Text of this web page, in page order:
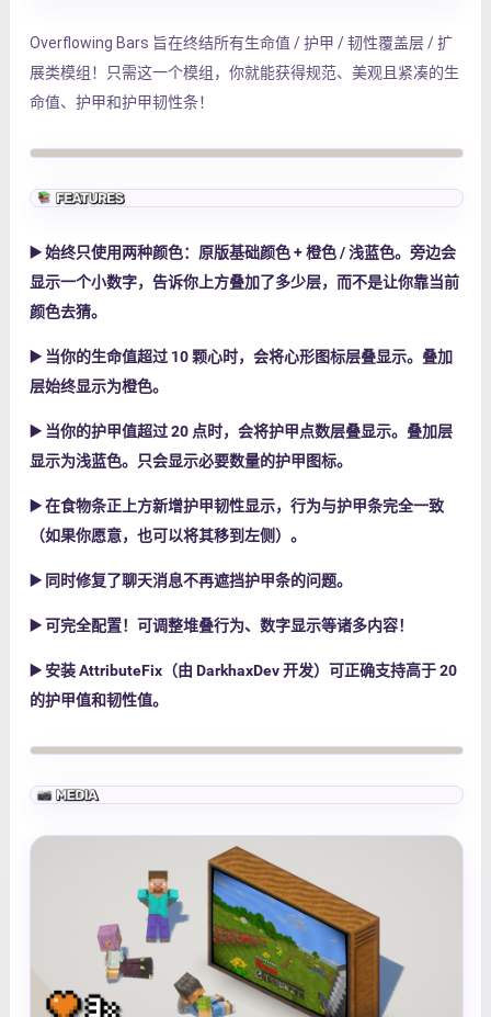
Overflowing Bars 旨在终结所有生命值 / 护甲 / 韧性覆盖层 / 扩
展类模组！只需这一个模组，你就能获得规范、美观且紧凑的生
命值、护甲和护甲韧性条！
▶️始终只使用两种颜色：原版基础颜色 + 橙色 / 浅蓝色。旁边会
显示一个小数字，告诉你上方叠加了多少层，而不是让你靠当前
颜色去猜。
▶️ 当你的生命值超过 10 颗心时，会将心形图标层叠显示。叠加
层始终显示为橙色。
▶️ 当你的护甲值超过 20 点时，会将护甲点数层叠显示。叠加层
显示为浅蓝色。只会显示必要数量的护甲图标。
▶️在食物条正上方新增护甲韧性显示，行为与护甲条完全一致
（如果你愿意，也可以将其移到左侧）。
▶️ 同时修复了聊天消息不再遮挡护甲条的问题。
▶️可完全配置！可调整堆叠行为、数字显示等诸多内容！
▶️ 安装AttributeFix （由 DarkhaxDev开发）可正确支持高于 20
的护甲值和韧性值。